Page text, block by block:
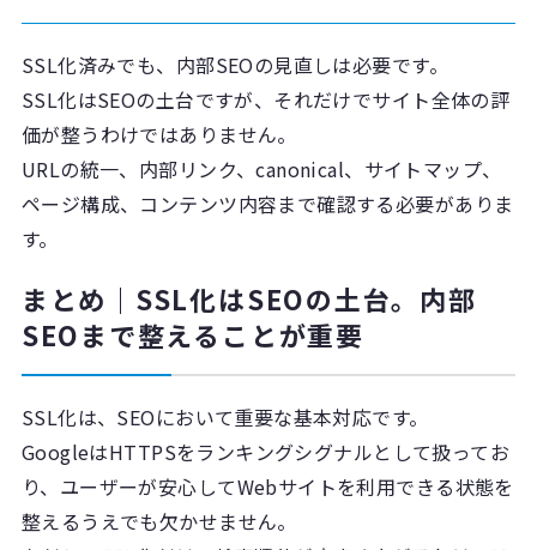
SSL化済みでも、内部SEOの見直しは必要です。
SSL化はSEOの土台ですが、それだけでサイト全体の評
価が整うわけではありません。
URLの統一、内部リンク、canonical、サイトマップ、
ページ構成、コンテンツ内容まで確認する必要がありま
す。
まとめ｜SSL化はSEOの土台。内部
SEOまで整えることが重要
SSL化は、SEOにおいて重要な基本対応です。
GoogleはHTTPSをランキングシグナルとして扱ってお
り、ユーザーが安心してWebサイトを利用できる状態を
整えるうえでも欠かせません。